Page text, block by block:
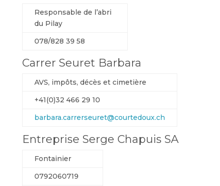
Responsable de l’abri
du Pilay
078/828 39 58
Carrer Seuret Barbara
AVS, impôts, décès et cimetière
+41(0)32 466 29 10
barbara.carrerseuret@courtedoux.ch
Entreprise Serge Chapuis SA
Fontainier
0792060719